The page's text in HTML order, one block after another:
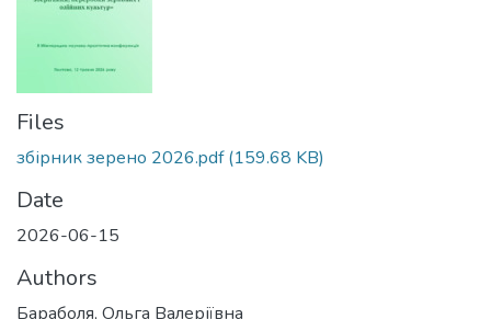
Files
збірник зерено 2026.pdf(159.68 KB)
Date
2026-06-15
Authors
Бараболя, Ольга Валеріївна